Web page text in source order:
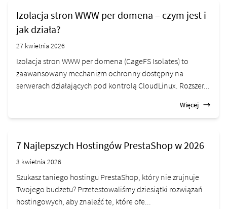
Izolacja stron WWW per domena – czym jest i
jak działa?
27 kwietnia 2026
Izolacja stron WWW per domena (CageFS Isolates) to
zaawansowany mechanizm ochronny dostępny na
serwerach działających pod kontrolą CloudLinux. Rozszer...
Więcej
7 Najlepszych Hostingów PrestaShop w 2026
3 kwietnia 2026
Szukasz taniego hostingu PrestaShop, który nie zrujnuje
Twojego budżetu? Przetestowaliśmy dziesiątki rozwiązań
hostingowych, aby znaleźć te, które ofe...